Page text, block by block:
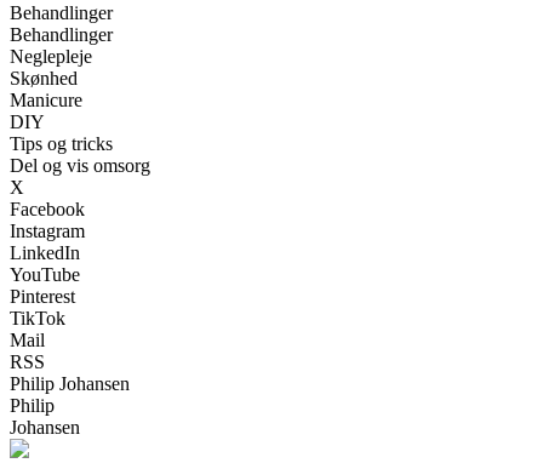
Behandlinger
Behandlinger
Neglepleje
Skønhed
Manicure
DIY
Tips og tricks
Del og vis omsorg
X
Facebook
Instagram
LinkedIn
YouTube
Pinterest
TikTok
Mail
RSS
Philip Johansen
Philip
Johansen